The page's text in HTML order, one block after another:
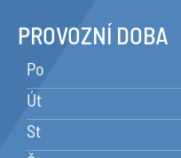
PROVOZNÍ DOBA
Po
Út
St